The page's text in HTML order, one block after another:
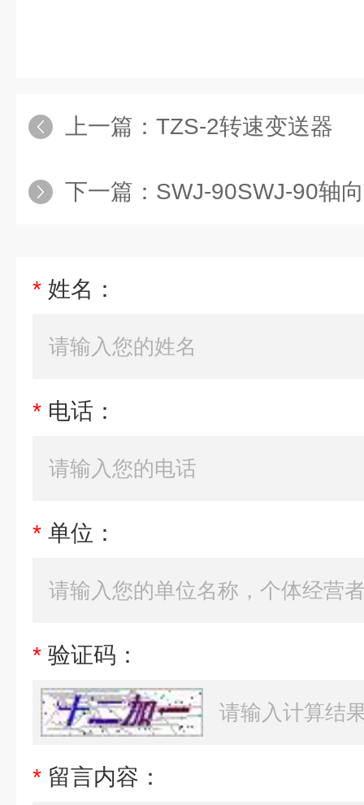
上一篇： TZS-2转速变送器
下一篇： SWJ-90SWJ-90轴
* 姓名：
* 电话：
* 单位：
* 验证码：
* 留言内容：